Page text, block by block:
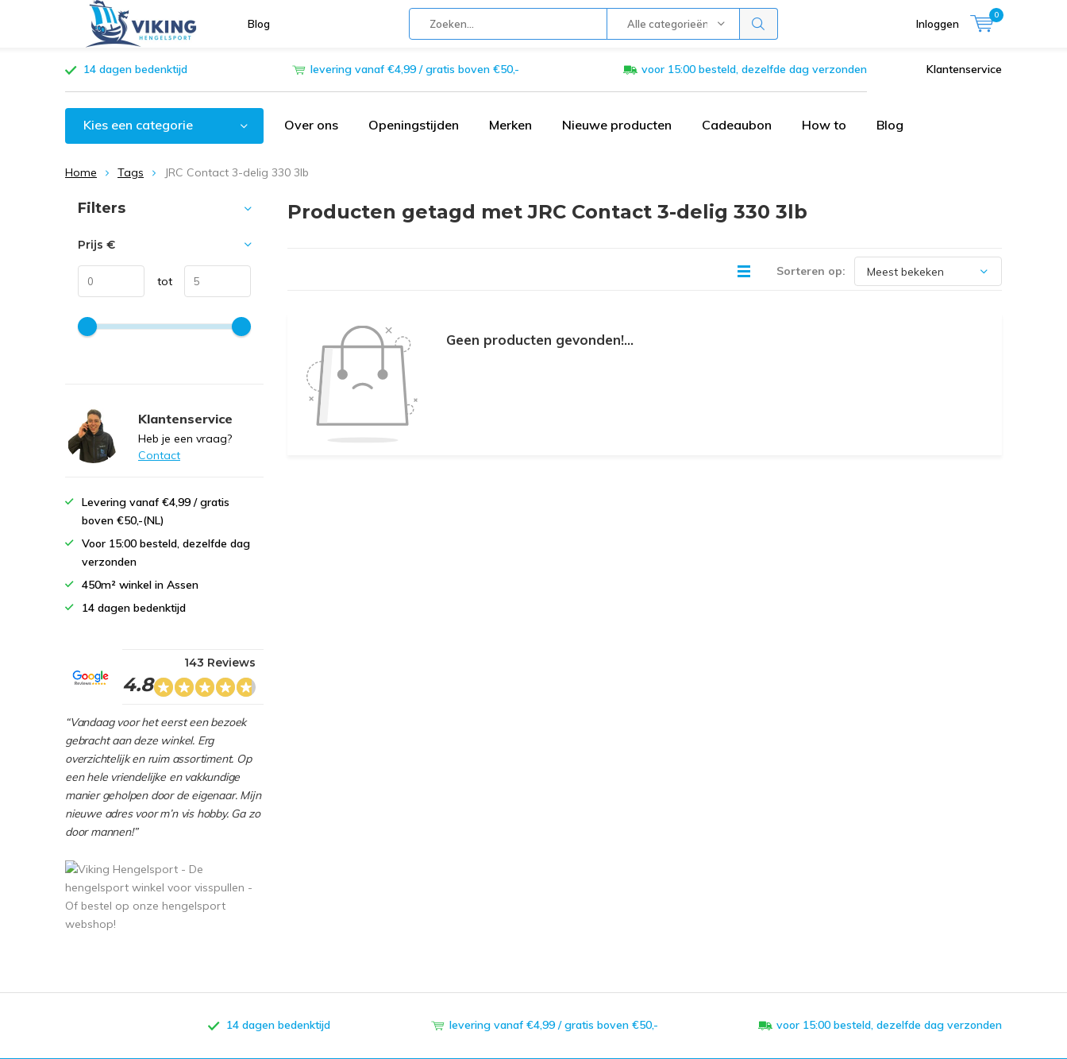
Blog Alle categorieën Inloggen
0
14 dagen bedenktijd levering vanaf €4,99 / gratis boven €50,- voor 15:00 besteld, dezelfde dag verzonden Klantenservice
Kies een categorie Over ons Openingstijden Merken Nieuwe producten Cadeaubon How to Blog
Home Tags JRC Contact 3-delig 330 3lb
Producten getagd met JRC Contact 3-delig 330 3lb
Sorteren op:
Geen producten gevonden!...
Sorteren op:
Filters
Prijs €
tot
Klantenservice
Heb je een vraag?
Contact
Levering vanaf €4,99 / gratis
boven €50,-(NL)
Voor 15:00 besteld, dezelfde dag
verzonden
450m² winkel in Assen
14 dagen bedenktijd
4.8
143 Reviews
“Vandaag voor het eerst een bezoek
gebracht aan deze winkel. Erg
overzichtelijk en ruim assortiment. Op
een hele vriendelijke en vakkundige
manier geholpen door de eigenaar. Mijn
nieuwe adres voor m’n vis hobby. Ga zo
door mannen!”
14 dagen bedenktijd levering vanaf €4,99 / gratis boven €50,- voor 15:00 besteld, dezelfde dag verzonden